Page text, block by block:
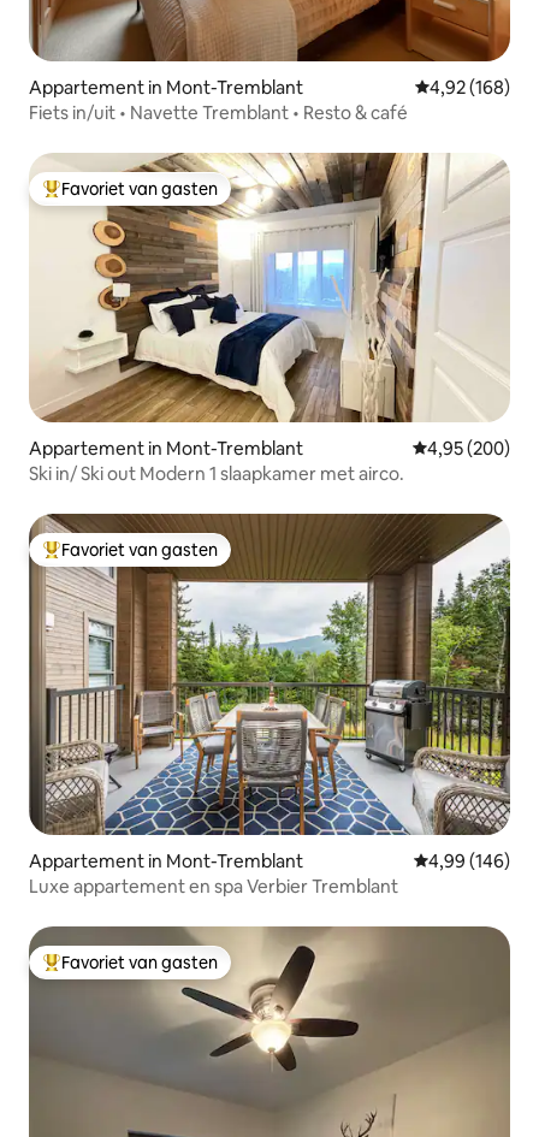
Appartement in Mont-Tremblant Gemiddelde
4,92 (168)
Fiets in/uit • Navette Tremblant • Resto & café
Topfavoriet van gasten
Favoriet van gasten
Appartement in Mont-Tremblant Gemiddelde
4,95 (200)
Ski in/ Ski out Modern 1 slaapkamer met airco.
Topfavoriet van gasten
Favoriet van gasten
Appartement in Mont-Tremblant Gemiddelde
4,99 (146)
Luxe appartement en spa Verbier Tremblant
Topfavoriet van gasten
Favoriet van gasten